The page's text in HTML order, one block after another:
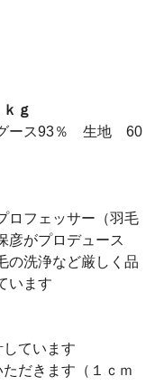
ｇ
ス93％ 生地 60
ロフェッサー（羽毛
彦がプロデュース
の洗浄など厳しく品
います
ています
だきます（１ｃｍ